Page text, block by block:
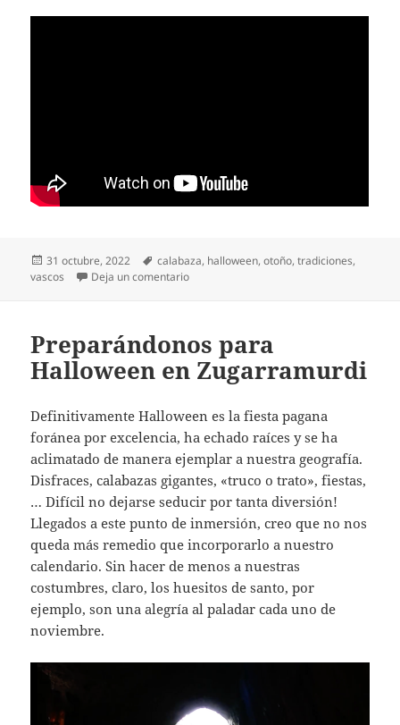
Publicado
el
31 octubre, 2022 Etiquetas
calabaza, halloween,otoño,tradiciones,
vascos
Deja un comentarioen ¿Es Halloween también una tradición
Preparándonos para
Halloween en Zugarramurdi
Definitivamente Halloween es la fiesta pagana
foránea por excelencia, ha echado raíces y se ha
aclimatado de manera ejemplar a nuestra geografía.
Disfraces, calabazas gigantes, «truco o trato», fiestas,
… Difícil no dejarse seducir por tanta diversión!
Llegados a este punto de inmersión, creo que no nos
queda más remedio que incorporarlo a nuestro
calendario. Sin hacer de menos a nuestras
costumbres, claro, los huesitos de santo, por
ejemplo, son una alegría al paladar cada uno de
noviembre.